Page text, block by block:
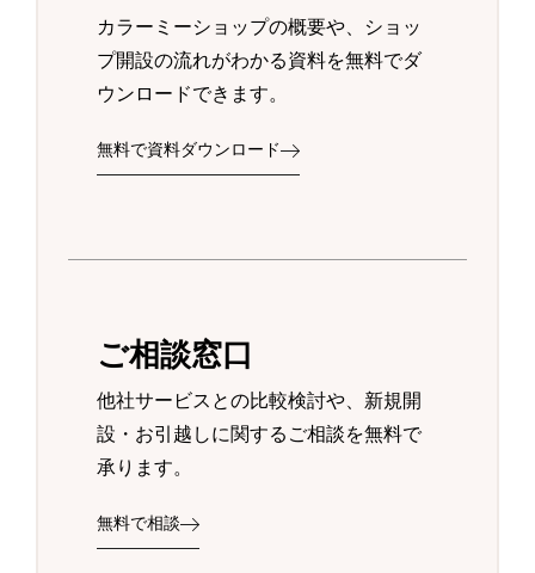
カラーミーショップの概要や、ショッ
プ開設の流れがわかる資料を無料でダ
ウンロードできます。
無料で資料ダウンロード
ご相談窓口
他社サービスとの比較検討や、新規開
設・お引越しに関するご相談を無料で
承ります。
無料で相談